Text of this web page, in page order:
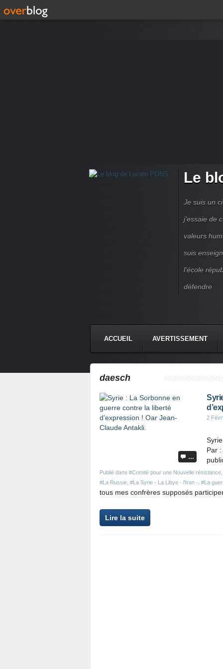
Le
Je suis un
j'essaie de
valeurs
suis
l’école
défendre
ACCUEIL AVERTISSEMENT
daesch
…
2
Publié dans #Comité pour une Nouvelle résistance
#La Russie #La Syrie - La Libye - l'Iran - #La
Par
tous mes confrères supposés
Lire la suite